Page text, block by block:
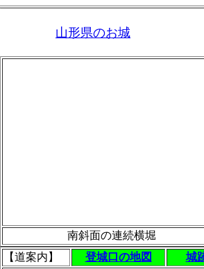
山形県のお城
南斜面の連続横堀
【道案内】
登城口の地図
城